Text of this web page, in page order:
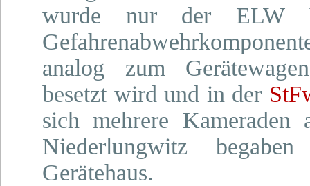
wurde nur der ELW
analog zum
besetzt wird und in der
sich mehrere
Niederlungwitz
Gerätehaus.